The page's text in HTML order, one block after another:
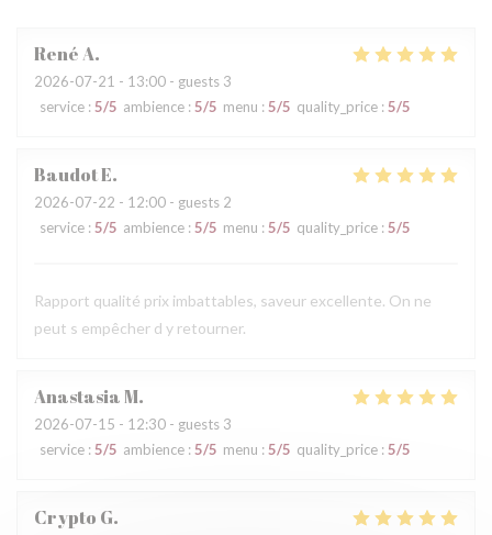
RenéA
2026-07-21 - 13:00 - guests 3
service : 5/5 ambience : 5/5 menu : 5/5 quality_price : 5/5
BaudotE
2026-07-22 - 12:00 - guests 2
service : 5/5 ambience : 5/5 menu : 5/5 quality_price : 5/5
Rapport qualité prix imbattables, saveur excellente. On ne
peut s empêcher d y retourner.
AnastasiaM
2026-07-15 - 12:30 - guests 3
service : 5/5 ambience : 5/5 menu : 5/5 quality_price : 5/5
Crypto G